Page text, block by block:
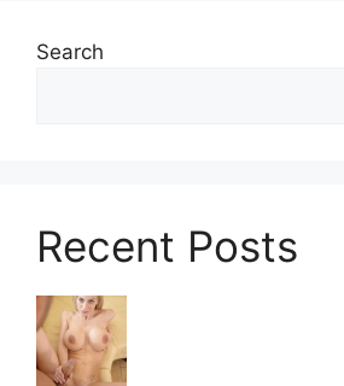
Search
Recent Posts